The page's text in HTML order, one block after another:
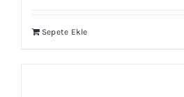
Sepete Ekle